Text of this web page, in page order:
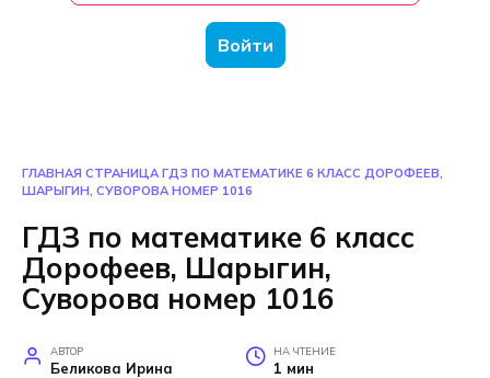
Войти
ГЛАВНАЯ СТРАНИЦА ГДЗ ПО МАТЕМАТИКЕ 6 КЛАСС ДОРОФЕЕВ,
ШАРЫГИН, СУВОРОВА НОМЕР 1016
ГДЗ по математике 6 класс
Дорофеев, Шарыгин,
Суворова номер 1016
АВТОР
Беликова Ирина
НА ЧТЕНИЕ
1 мин